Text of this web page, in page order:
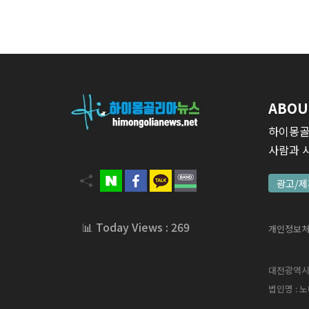
📊 Today Views : 269
하이몽
사람과
광고/
개인정보
대전광역
법인명 :